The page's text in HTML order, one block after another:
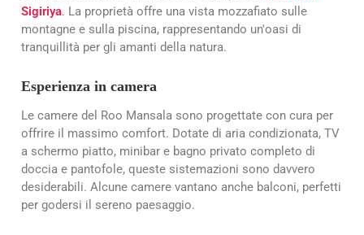
Sigiriya. La proprietà offre una vista mozzafiato sulle
montagne e sulla piscina, rappresentando un'oasi di
tranquillità per gli amanti della natura.
Esperienza in camera
Le camere del Roo Mansala sono progettate con cura per
offrire il massimo comfort. Dotate di aria condizionata, TV
a schermo piatto, minibar e bagno privato completo di
doccia e pantofole, queste sistemazioni sono davvero
desiderabili. Alcune camere vantano anche balconi, perfetti
per godersi il sereno paesaggio.